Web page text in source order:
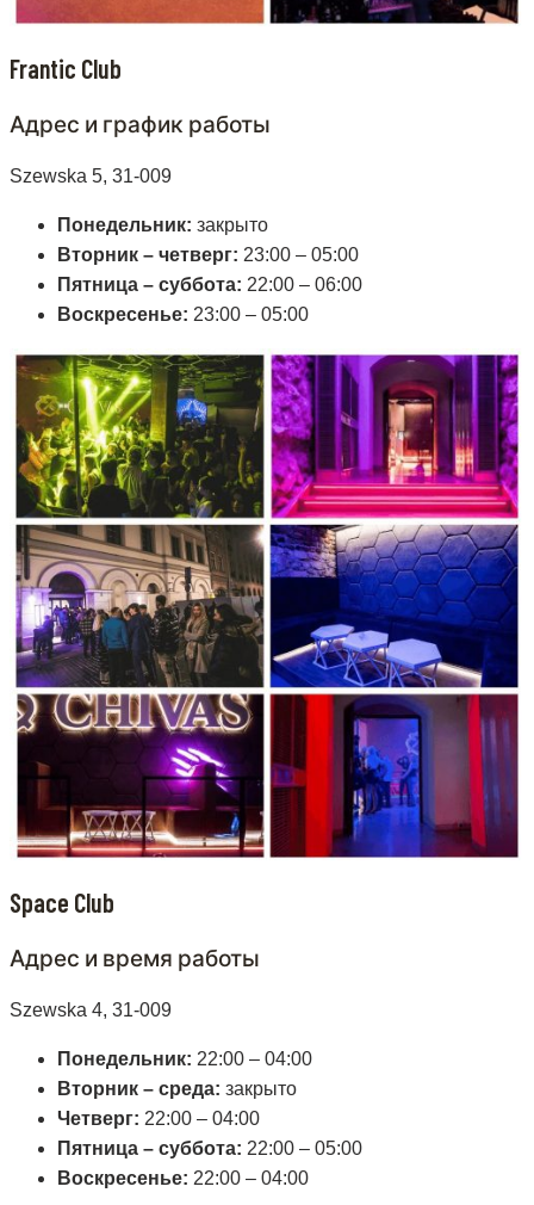
Frantic Club
Адрес и график работы
Szewska 5, 31-009
Понедельник: закрыто
Вторник – четверг: 23:00 – 05:00
Пятница – суббота: 22:00 – 06:00
Воскресенье: 23:00 – 05:00
Space Club
Адрес и время работы
Szewska 4, 31-009
Понедельник: 22:00 – 04:00
Вторник – среда: закрыто
Четверг: 22:00 – 04:00
Пятница – суббота: 22:00 – 05:00
Воскресенье: 22:00 – 04:00